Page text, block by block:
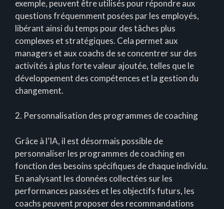
exemple, peuvent être utilisés pour répondre aux
questions fréquemment posées par les employés,
libérant ainsi du temps pour des tâches plus
complexes et stratégiques. Cela permet aux
managers et aux coachs de se concentrer sur des
activités à plus forte valeur ajoutée, telles que le
développement des compétences et la gestion du
changement.
2. Personnalisation des programmes de coaching
Grâce à l’IA, il est désormais possible de
personnaliser les programmes de coaching en
fonction des besoins spécifiques de chaque individu.
En analysant les données collectées sur les
performances passées et les objectifs futurs, les
coachs peuvent proposer des recommandations